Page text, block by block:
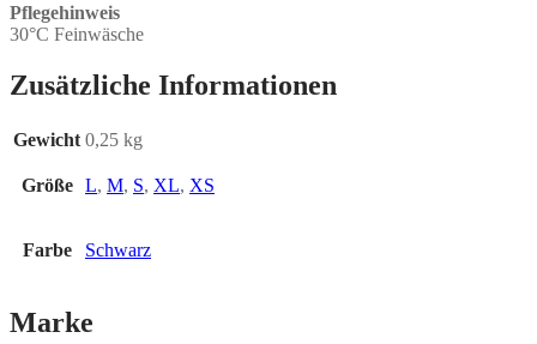
Pflegehinweis
30°C Feinwäsche
Zusätzliche Informationen
Gewicht 0,25 kg
Größe L, M, S, XL, XS
Farbe Schwarz
Marke